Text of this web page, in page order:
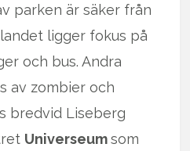
parken är säker från
ligger fokus på
och bus. Andra
av zombier och
bredvid Liseberg
Universeumsom